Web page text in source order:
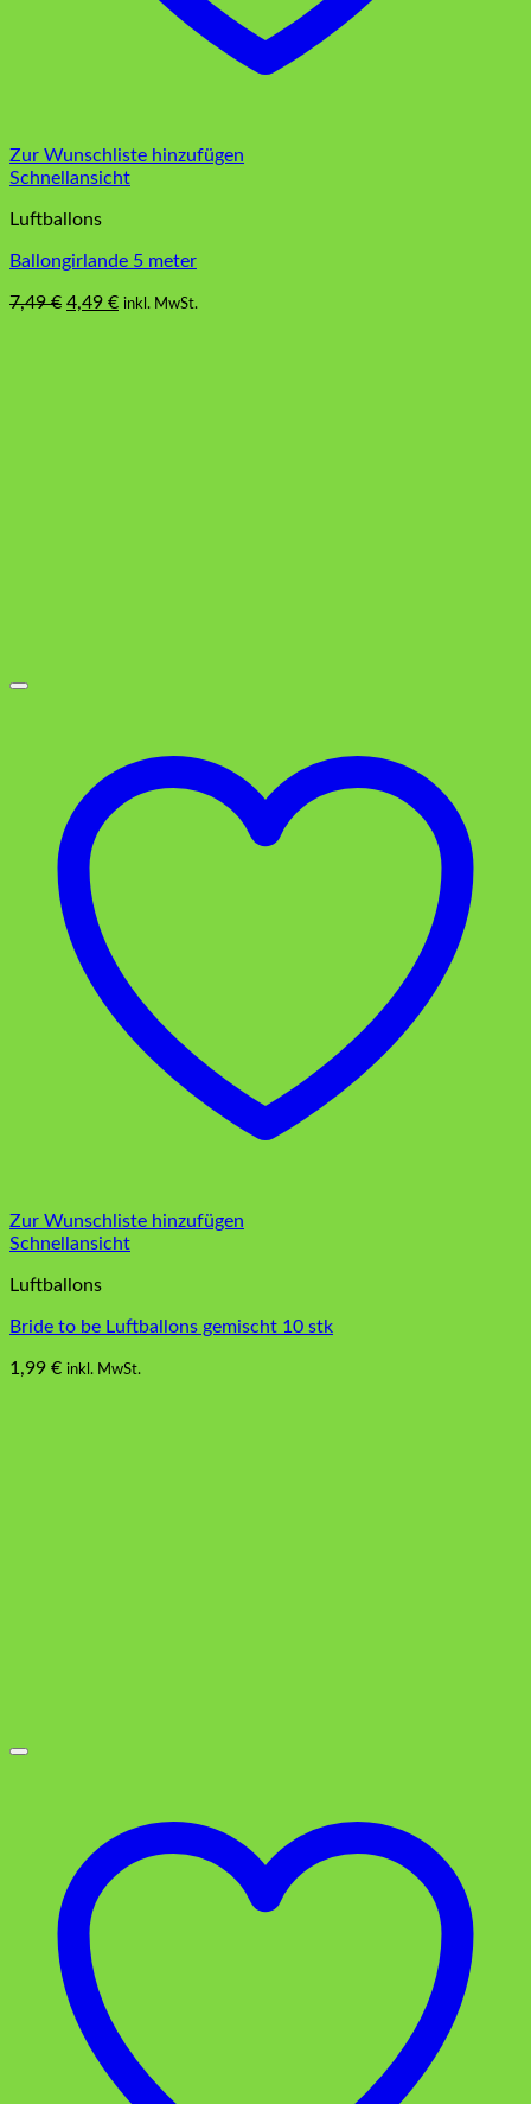
Zur Wunschliste hinzufügen
Schnellansicht
Luftballons
Ballongirlande 5 meter
7,49€ Ursprünglicher
4,49 €Aktueller
inkl. MwSt.
Zur Wunschliste hinzufügen
Schnellansicht
Luftballons
Bride to be Luftballons gemischt 10 stk
1,99 € inkl. MwSt.